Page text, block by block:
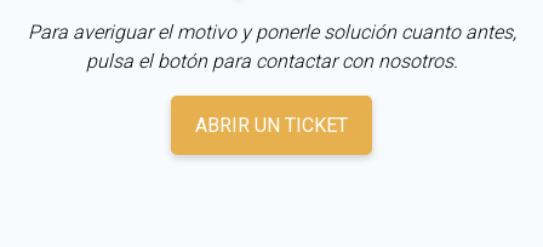
Para averiguar el motivo y ponerle solución cuanto antes,
pulsa el botón para contactar con nosotros.
ABRIR UN TICKET